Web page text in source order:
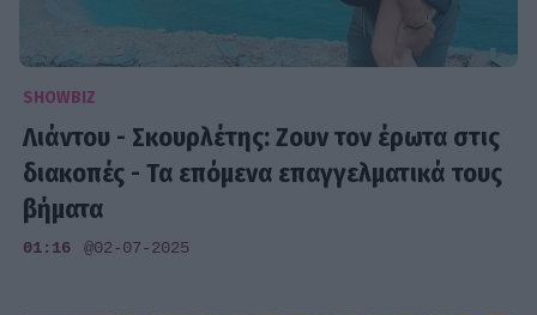
SHOWBIZ
Λιάντου - Σκουρλέτης: Ζουν τον έρωτα στις
διακοπές - Τα επόμενα επαγγελματικά τους
βήματα
01:16 @02-07-2025